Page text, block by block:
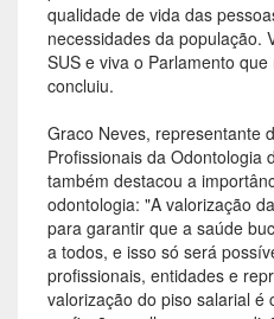
qualidade de vida das
necessidades da população.
SUS e viva o Parlamento
concluiu.
Graco Neves, representante
Profissionais da Odontologia
também destacou a
odontologia: "A valorização
para garantir que a saúde
a todos, e isso só será
profissionais, entidades e
valorização do piso salarial é